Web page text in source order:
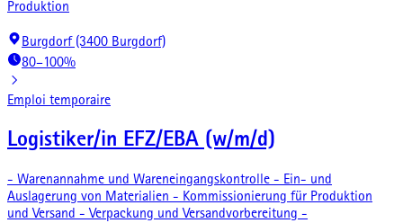
Produktion
Burgdorf (3400 Burgdorf)
80–100%
Emploi temporaire
Logistiker/in EFZ/EBA (w/m/d)
- Warenannahme und Wareneingangskontrolle - Ein- und
Auslagerung von Materialien - Kommissionierung für Produktion
und Versand - Verpackung und Versandvorbereitung -